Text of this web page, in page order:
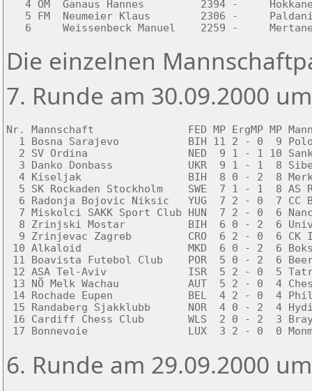
4 ÖM  Ganaus Hannes         2394 -
5 FM  Neumeier Klaus        2306 -
Die einzelnen
7. Runde am 30.09.2000
Nr. Mannschaft               FED MP ErgMP MP
1 Bosna Sarajevo           BIH 11 2 - 0  9
2 SV Ordina                NED  9 1 - 1 10
3 Danko Donbass            UKR  9 1 - 1  8
4 Kiseljak                 BIH  8 0 - 2  8
5 SK Rockaden Stockholm    SWE  7 1 - 1  8 AS
6 Radonja Bojovic Niksic   YUG  7 2 - 0  7 CC
7 Miskolci SAKK Sport Club HUN  7 2 - 0  6
8 Zrinjski Mostar          BIH  6 0 - 2  6
9 Zrinjevac Zagreb         CRO  6 2 - 0  6 CK
10 Alkaloid                 MKD  6 0 - 2  6
11 Boavista Futebol Club    POR  5 0 - 2  6
12 ASA Tel-Aviv             ISR  5 2 - 0  5
13 NÖ Melk Wachau           AUT  5 2 - 0  4
14 Rochade Eupen            BEL  4 2 - 0  4
15 Randaberg Sjakklubb      NOR  4 0 - 2  4
16 Cardiff Chess Club       WLS  2 0 - 2  3
17 Bonnevoie                LUX  3 2 - 0  0
6. Runde am 29.09.2000